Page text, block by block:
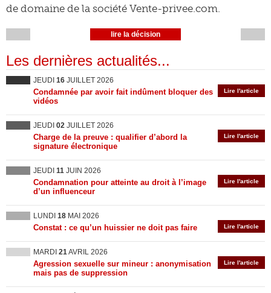
de domaine de la société Vente-privee.com.
lire la décision
Les dernières actualités...
JEUDI 16 JUILLET 2026
Lire l'article
Condamnée par avoir fait indûment bloquer des
vidéos
JEUDI 02 JUILLET 2026
Lire l'article
Charge de la preuve : qualifier d’abord la
signature électronique
JEUDI 11 JUIN 2026
Lire l'article
Condamnation pour atteinte au droit à l’image
d’un influenceur
LUNDI 18 MAI 2026
Lire l'article
Constat : ce qu’un huissier ne doit pas faire
MARDI 21AVRIL 2026
Lire l'article
Agression sexuelle sur mineur : anonymisation
mais pas de suppression